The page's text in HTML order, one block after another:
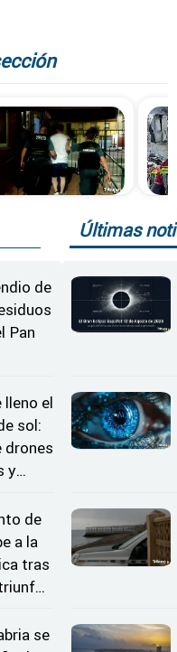
de
Pan
lleno el
sol:
drones
y
de
a la
tras
se
Últimas